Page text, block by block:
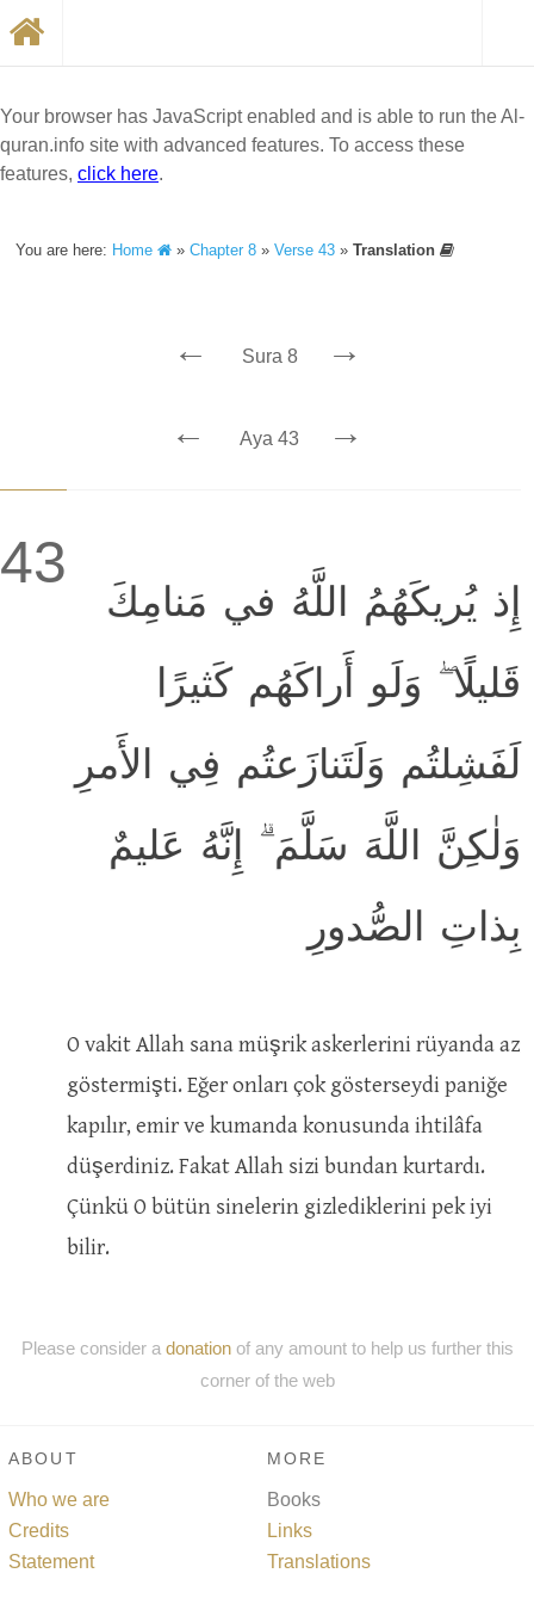
Your browser has JavaScript enabled and is able to run the Al-
quran.info site with advanced features. To access these
features, click here.
You are here: Home »Chapter 8 »Verse 43 »Translation
← Sura 8 →
← Aya 43 →
43
إِذ يُريكَهُمُ اللَّهُ في مَنامِكَ
قَليلًا ۖ وَلَو أَراكَهُم كَثيرًا
لَفَشِلتُم وَلَتَنازَعتُم فِي الأَمرِ
وَلٰكِنَّ اللَّهَ سَلَّمَ ۗ إِنَّهُ عَليمٌ
بِذاتِ الصُّدورِ
O vakit Allah sana müşrik askerlerini rüyanda az
göstermişti. Eğer onları çok gösterseydi paniğe
kapılır, emir ve kumanda konusunda ihtilâfa
düşerdiniz. Fakat Allah sizi bundan kurtardı.
Çünkü O bütün sinelerin gizlediklerini pek iyi
bilir.
Please consider a donationof any amount to help us further this
corner of the web
ABOUT
Who we are
Credits
Statement
MORE
Books
Links
Translations